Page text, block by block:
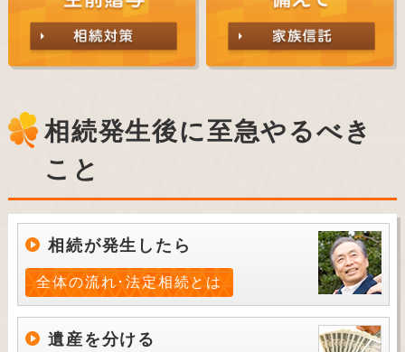
相続発生後に至急やるべき
こと
相続が発生したら
全体の流れ･法定相続とは
遺産を分ける